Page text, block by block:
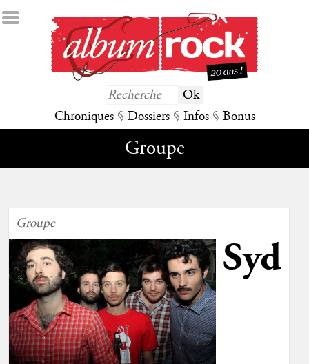
Chroniques § Dossiers § Infos § Bonus
Groupe
Groupe
Syd